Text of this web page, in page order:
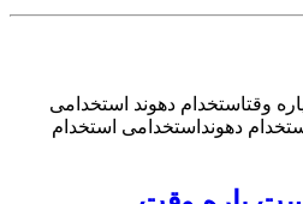
وقتاستخدام دهوند استخدامی
دهونداستخدامی استخدام